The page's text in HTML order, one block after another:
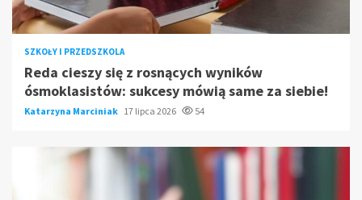
SZKOŁY I PRZEDSZKOLA
Reda cieszy się z rosnących wyników
ósmoklasistów: sukcesy mówią same za siebie!
Katarzyna Marciniak 17 lipca 2026 54